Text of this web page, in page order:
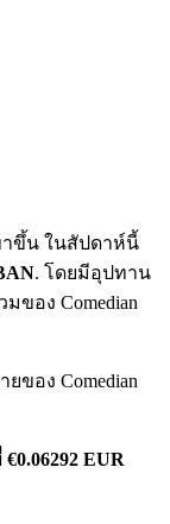
ะสินค้าโภคภัณฑ์
ขึ้น ในสัปดาห์นี้
. โดยมีอุปทาน
ของ Comedian
ของ Comedian
EUR